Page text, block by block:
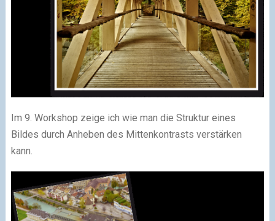
Im 9. Workshop zeige ich wie man die Struktur eines
Bildes durch Anheben des Mittenkontrasts verstärken
kann.